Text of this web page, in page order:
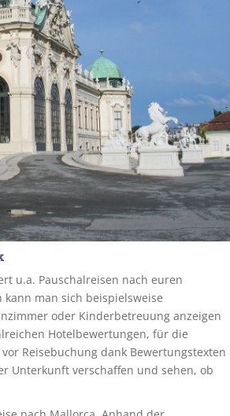
u.a. Pauschalreisen nach euren
man sich beispielsweise
oder Kinderbetreuung anzeigen
Hotelbewertungen, für die
Reisebuchung dank Bewertungstexten
Unterkunft verschaffen und sehen, ob